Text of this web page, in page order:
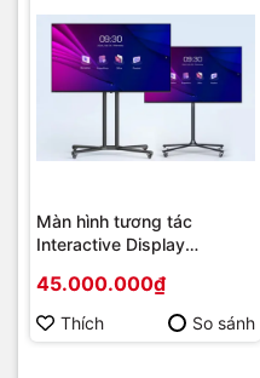
Màn hình tương tác
Interactive Display
86 | Cấu hình cao cấp |
Hàng chính hãng
45.000.000₫
Thích So sánh